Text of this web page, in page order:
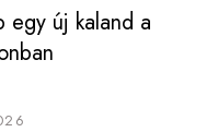
egy új kaland a